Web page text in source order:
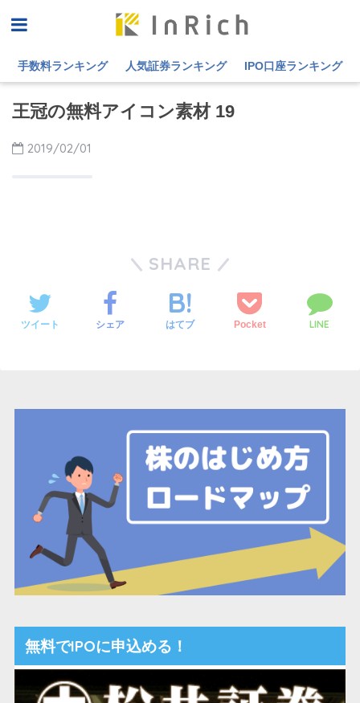
手数料ランキング 人気証券ランキング IPO口座ランキング
王冠の無料アイコン素材 19
2019/02/01
SHARE
ツイート シェア はてブ Pocket LINE
無料でIPOに申込める！